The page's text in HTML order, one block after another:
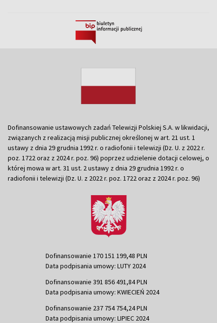
Dofinansowanie ustawowych zadań Telewizji Polskiej S.A. w likwidacji,
związanych z realizacją misji publicznej określonej w art. 21 ust. 1
ustawy z dnia 29 grudnia 1992 r. o radiofonii i telewizji (Dz. U. z 2022 r.
poz. 1722 oraz z 2024 r. poz. 96) poprzez udzielenie dotacji celowej, o
której mowa w art. 31 ust. 2 ustawy z dnia 29 grudnia 1992 r. o
radiofonii i telewizji (Dz. U. z 2022 r. poz. 1722 oraz z 2024 r. poz. 96)
Dofinansowanie 170 151 199,48 PLN
Data podpisania umowy: LUTY 2024
Dofinansowanie 391 856 491,84 PLN
Data podpisania umowy: KWIECIEŃ 2024
Dofinansowanie 237 754 754,24 PLN
Data podpisania umowy: LIPIEC 2024